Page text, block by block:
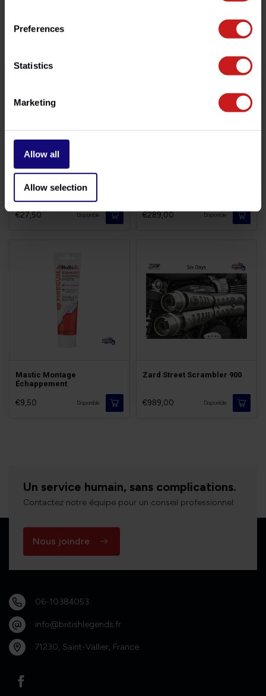
Preferences
Statistics
Marketing
Allow all
Allow selection
€27,50 Disponible €289,00 Disponible
Mastic Montage
Échappement
€9,50 Disponible
Zard Street Scrambler 900
€989,00 Disponible
Un service humain, sans complications.
Contactez notre équipe pour un conseil professionnel.
Nous joindre
06-10384053
info@britishlegends.fr
71230, Saint-Vallier, France